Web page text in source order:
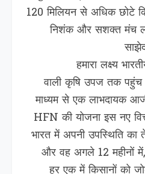
120 मिलियन से अधिक छोटे
निशंक और सशक्त मंच
हमारा लक्ष्य
वाली कृषि उपज तक
माध्यम से एक लाभदायक
HFN की योजना इस नए
भारत में अपनी उपस्थित‍ि का
और वह अगले 12 महीनों
हर एक में किसानों को